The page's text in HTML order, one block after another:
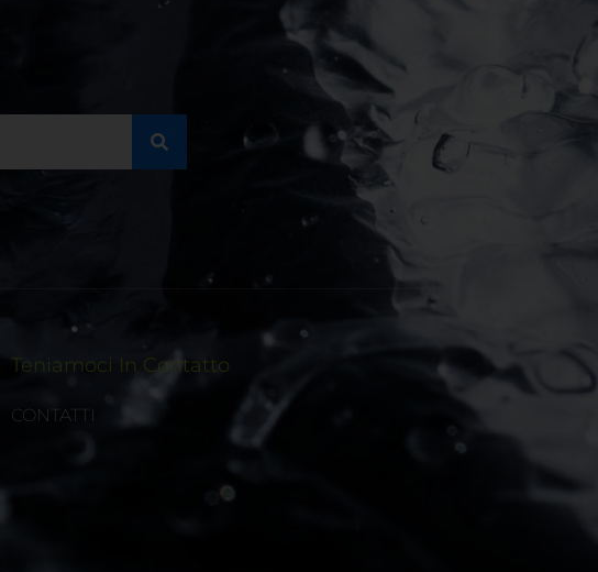
Teniamoci In Contatto
CONTATTI